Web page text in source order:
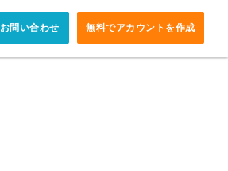
お問い合わせ 無料でアカウントを作成